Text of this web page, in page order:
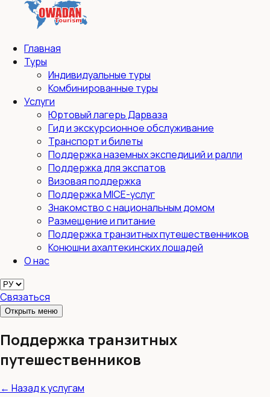
Главная
Туры
Индивидуальные туры
Комбинированные туры
Услуги
Юртовый лагерь Дарваза
Гид и экскурсионное обслуживание
Транспорт и билеты
Поддержка наземных экспедиций и ралли
Поддержка для экспатов
Визовая поддержка
Поддержка MICE-услуг
Знакомство с национальным домом
Размещение и питание
Поддержка транзитных путешественников
Конюшни ахалтекинских лошадей
О нас
Связаться
Открыть меню
Поддержка транзитных
путешественников
← Назад к услугам